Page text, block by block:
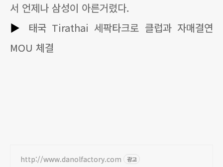
서 언제나 삼성이 아른거렸다.
▶
태국 Tirathai 세팍타크로 클럽과 자매결연
MOU 체결
http://www.danolfactory.com 광고